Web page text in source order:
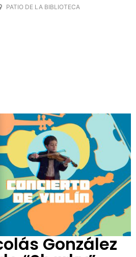
PATIO DE LA BIBLIOTECA
González